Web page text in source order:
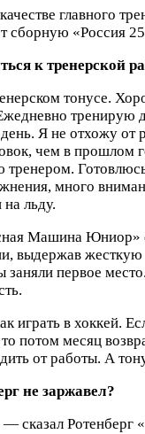
главного
сборную «Россия
к тренерской
тонусе.
тренирую
Я не отхожу от
чем в прошлом
тренером.
много
льду.
Машина Юниор»
выдержав
первое
играть в хоккей.
потом месяц
от работы. А
не заржавел?
сказал Ротенберг